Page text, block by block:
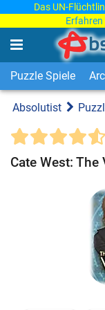
Das UN-
Erfahren
Puzzle Spiele
Absolutist
Cate West: The